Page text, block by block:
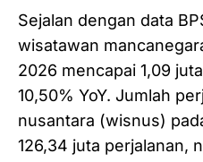
Sejalan dengan data
wisatawan
2026 mencapai 1,09
10,50% YoY. Jumlah
nusantara (wisnus)
126,34 juta perjalanan,